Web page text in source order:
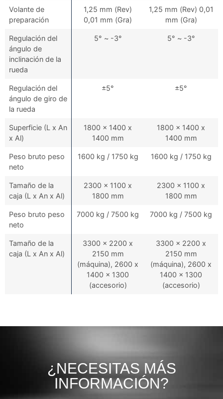
Volante de
preparación
1,25 mm (Rev)
0,01 mm (Gra)
1,25 mm (Rev) 0,01
mm (Gra)
Regulación del
ángulo de
inclinación de la
rueda
5° ~ -3° 5° ~ -3°
Regulación del
ángulo de giro de
la rueda
±5° ±5°
Superficie (L x An
x Al)
1800 x 1400 x
1400 mm
1800 x 1400 x
1400 mm
Peso bruto peso
neto
1600 kg / 1750 kg 1600 kg / 1750 kg
Tamaño de la
caja (L x An x Al)
2300 x 1100 x
1800 mm
2300 x 1100 x
1800 mm
Peso bruto peso
neto
7000 kg / 7500 kg 7000 kg / 7500 kg
Tamaño de la
caja (L x An x Al)
3300 x 2200 x
2150 mm
(máquina), 2600 x
1400 x 1300
(accesorio)
3300 x 2200 x
2150 mm
(máquina), 2600 x
1400 x 1300
(accesorio)
¿NECESITAS MÁS
INFORMACIÓN?